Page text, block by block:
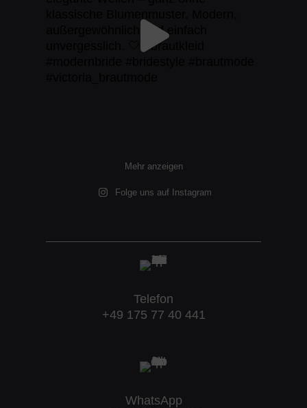
Mehr anzeigen
Folge uns auf Instagram
Telefon
+49 175 77 40 441
WhatsApp